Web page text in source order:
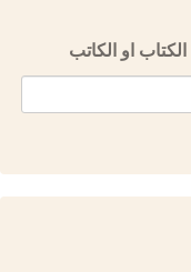
او الكاتب